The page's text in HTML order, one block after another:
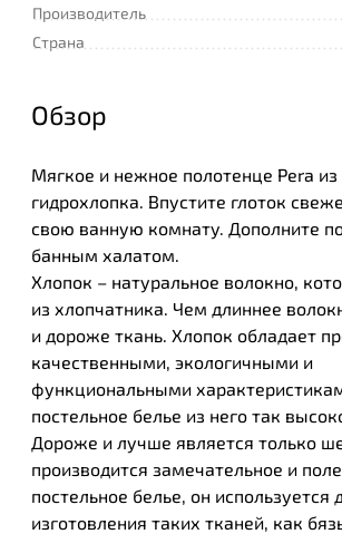
Производитель
Страна
Обзор
Мягкое и нежное полотенце Pera из
гидрохлопка. Впустите глоток
свою ванную комнату. Дополните
банным халатом.
Хлопок – натуральное волокно,
из хлопчатника. Чем длиннее
и дороже ткань. Хлопок обладает
качественными, экологичными и
функциональными
постельное белье из него так
Дороже и лучше является только
производится замечательное и
постельное белье, он используется
изготовления таких тканей, как